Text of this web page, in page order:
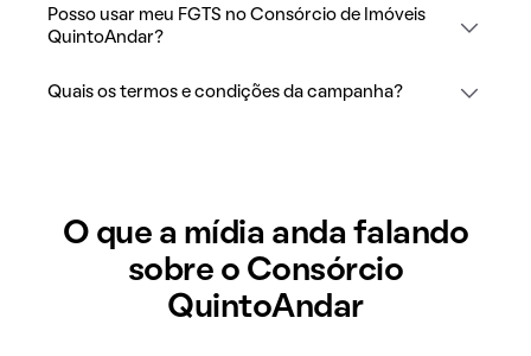
Posso usar meu FGTS no Consórcio de Imóveis
QuintoAndar?
Quais os termos e condições da campanha?
O que a mídia anda falando
sobre o Consórcio
QuintoAndar